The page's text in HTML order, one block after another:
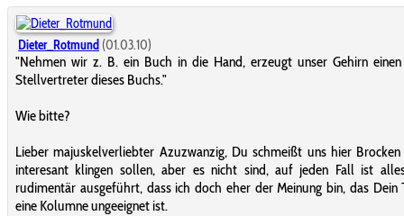
Dieter_Rotmund (01.03.10)
"Nehmen wir z. B. ein Buch in die Hand, erzeugt unser Gehirn einen
Stellvertreter dieses Buchs."
Wie bitte?
Lieber majuskelverliebter Azuzwanzig, Du schmeißt uns hier
interesant klingen sollen, aber es nicht sind, auf jeden Fall ist
rudimentär ausgeführt, dass ich doch eher der Meinung bin, das Dein
eine Kolumne ungeeignet ist.